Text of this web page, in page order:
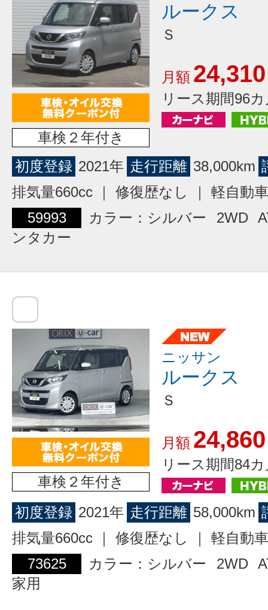
車検２年付き
ルークス
Ｓ
月額 24,310
リース期間96
初度登録 2021年 走行距離 38,000km
排気量660cc ｜ 修復歴なし ｜ 軽自動車
59993
カラー：シルバー 2WD
ンタカー
車検２年付き
ニッサン
ルークス
Ｓ
月額 24,860
リース期間84
初度登録 2021年 走行距離 58,000km
排気量660cc ｜ 修復歴なし ｜ 軽自動車
73625
カラー：シルバー 2WD
家用